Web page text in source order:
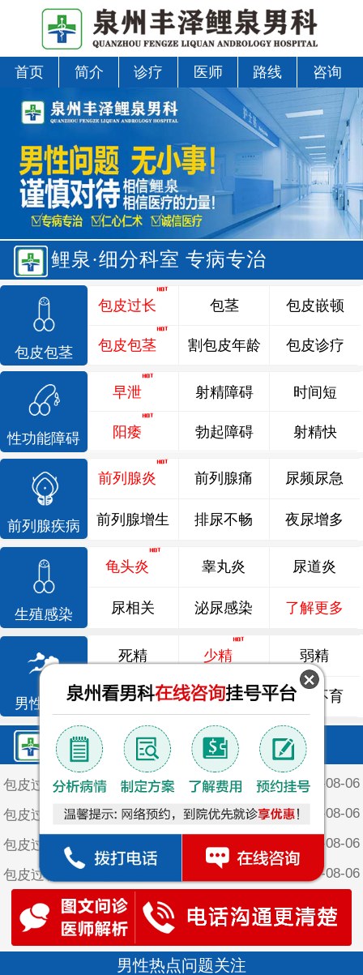
首页 简介 诊疗 医师 路线 咨询
鲤泉·细分科室 专病专治
包皮包茎
包皮过长
包皮包茎
包茎
割包皮年龄
包皮嵌顿
包皮诊疗
性功能障碍
早泄
阳痿
射精障碍
勃起障碍
时间短
射精快
前列腺疾病
前列腺炎 前列腺痛 尿频尿急
前列腺增生 排尿不畅 夜尿增多
生殖感染
龟头炎 睾丸炎 尿道炎
尿相关 泌尿感染 了解更多
男性不育
死精 少精 弱精
精液异常 精子畸形 男性不育
鲤泉·最新文章
包皮过长对女性有什么危害 2026-08-06
包皮过长对女性有什么危害？ 2026-08-06
2026-08-06
2026-08-06
包皮过长会引发什么疾病 2026-08-06
尿道灼热有什么症状
尿道灼热什么原因引起男性热点问题关注